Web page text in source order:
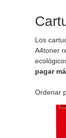
Los
A4toner
pagar
Ordenar